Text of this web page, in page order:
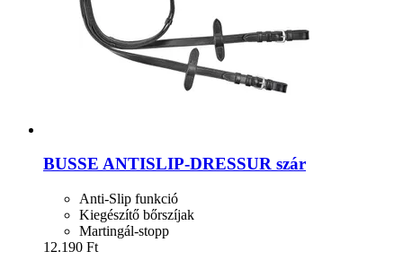
BUSSE ANTISLIP-​DRESSUR szár
Anti-Slip funkció
Kiegészítő bőrszíjak
Martingál-stopp
12.190 Ft